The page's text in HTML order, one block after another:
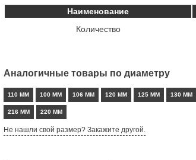
Наименование
Количество
Аналогичные товары по диаметру
110 ММ 100 ММ 106 ММ 120 ММ 125 ММ 130 ММ
216 ММ 220 ММ
Не нашли свой размер? Закажите другой.